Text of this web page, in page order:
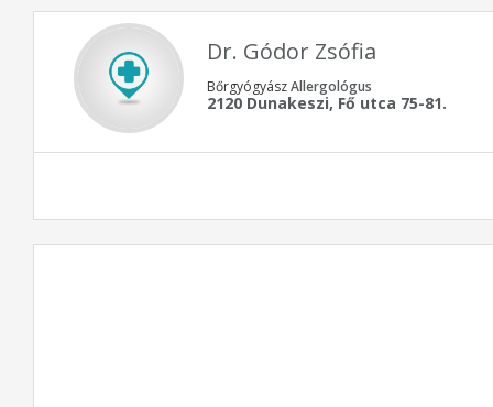
Dr. Gódor Zsófia
Bőrgyógyász Allergológus
2120 Dunakeszi, Fő utca 75-81.